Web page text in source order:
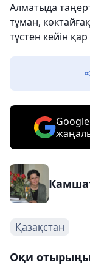
Алматыда
тұман,
түстен кейін
Қазақстан
Оқи